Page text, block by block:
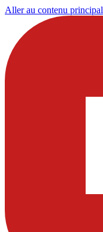
Aller au contenu principal